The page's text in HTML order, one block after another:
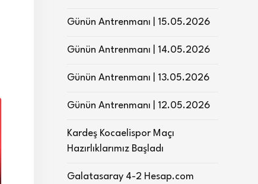
Günün Antrenmanı | 15.05.2026
Günün Antrenmanı | 14.05.2026
Günün Antrenmanı | 13.05.2026
Günün Antrenmanı | 12.05.2026
Kardeş Kocaelispor Maçı
Hazırlıklarımız Başladı
Galatasaray 4-2 Hesap.com